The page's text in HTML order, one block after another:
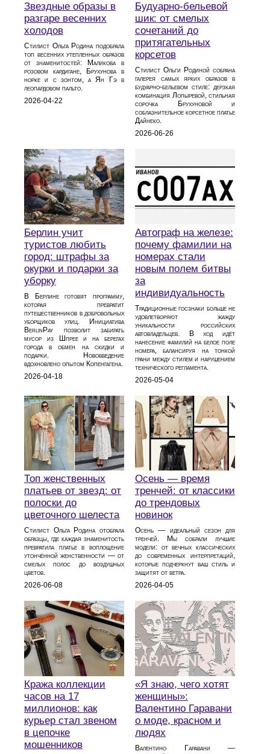
Звездные образы в
разгаре весенних
холодов
Стилист Ольга Родина подобрала
топ весенних утепленных образов
от знаменитостей: Маликова в
розовом кардигане, Брухунова в
норке и с зонтом, а Ян Гэ в
леопардовом пальто.
2026-04-22
Будуарно‑бельевой
шик: от смелых
сочетаний до
притягательных
корсетов
Стилист Ольги Родиной собрана
галерея самых ярких образов в
будуарно‑бельевом стиле: дерзкая
комбинация Лопыревой, стильная
сорочка Брухуновой и
соблазнительное корсетное платье
Дайнеко.
2026-06-26
Берлин учит
туристов любить
город: штрафы за
окурки и подарки за
уборку
В Берлине готовят программу,
которая превратит
путешественников в добровольных
уборщиков улиц. Инициатива
BerlinPay позволит забирать
мусор из Шпрее и на берегах
города в обмен на скидки и
подарки. Нововведение
вдохновлено опытом Копенгагена.
2026-04-18
Автограф на железе:
почему фамилии на
номерах стали
новым полем битвы
за
индивидуальность
Традиционные госзнаки больше не
удовлетворяют жажду
уникальности российских
автовладельцев. В ход идёт
нанесение фамилий на белое поле
номера, балансируя на тонкой
грани между стилем и нарушением
технического регламента.
2026-05-04
Топ женственных
платьев от звезд: от
полоски до
цветочного шелеста
Стилист Ольга Родина отобрала
образцы, где каждая знаменитость
превратила платье в воплощение
утончённой женственности — от
смелых полос до воздушных
цветов.
2026-06-08
Осень — время
тренчей: от классики
до трендовых
новинок
Осень — идеальный сезон для
тренчей. Мы собрали лучшие
модели: от вечных классических
до современных интерпретаций,
которые подчеркнут ваш стиль и
защитят от ветра.
2026-04-05
Кража коллекции
часов на 17
миллионов: как
курьер стал звеном
в цепочке
мошенников
«Я знаю, чего хотят
женщины»:
Валентино Гаравани
о моде, красном и
людях
Валентино Гаравани —